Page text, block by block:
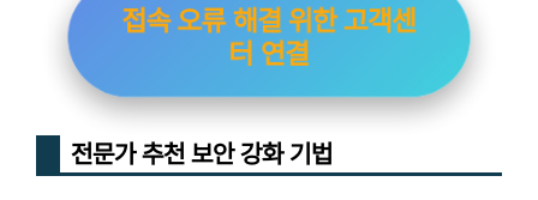
접속 오류 해결 위한 고객센
터 연결
전문가 추천 보안 강화 기법